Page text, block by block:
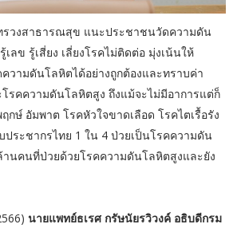
รวงสาธารณสุข แนะประชาชนวัดความดัน
ลข รู้เสี่ยง เลี่ยงโรคไม่ติดต่อ มุ่งเน้นให้
วามดันโลหิตได้อย่างถูกต้องและทราบค่า
รคความดันโลหิตสูง ถึงแม้จะไม่มีอาการแต่ก็
กษ์ อัมพาต โรคหัวใจขาดเลือด โรคไตเรื้อรัง
ประชากรไทย 1 ใน 4 ป่วยเป็นโรคความดัน
นคนที่ป่วยด้วยโรคความดันโลหิตสูงและยัง
นายแพทย์ธเรศ กรัษนัยรวิวงค์ อธิบดีกรม